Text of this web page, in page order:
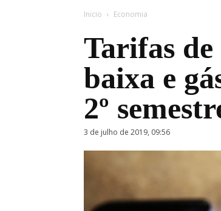
Inicio Economia
Tarifas
baixa e
2º
3 de julho de 2019, 09:56